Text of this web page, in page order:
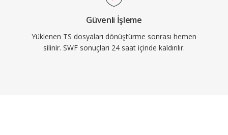
Güvenli İşleme
Yüklenen TS dosyaları dönüştürme sonrası hemen
silinir. SWF sonuçları 24 saat içinde kaldırılır.